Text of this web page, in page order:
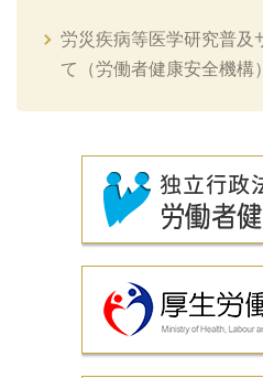
労災疾病等医学研究普及
て（労働者健康安全機構）